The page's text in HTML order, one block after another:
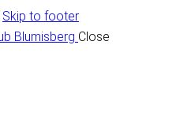
Skip to footer
Close